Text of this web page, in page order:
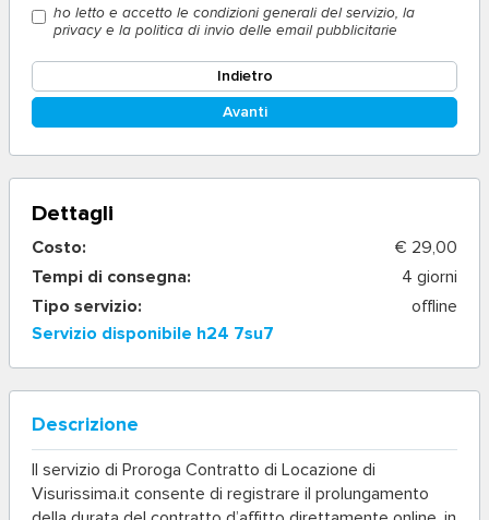
ho letto e accetto le condizioni generali del servizio, la
privacy e la politica di invio delle email pubblicitarie
Indietro
Avanti
Dettagli
Costo:
€ 29,00
Tempi di consegna:
4 giorni
Tipo servizio:
offline
Servizio disponibile h24 7su7
Descrizione
Il servizio di Proroga Contratto di Locazione di
Visurissima.it consente di registrare il prolungamento